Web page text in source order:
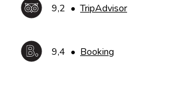
9,2 •TripAdvisor
9,4 • Booking